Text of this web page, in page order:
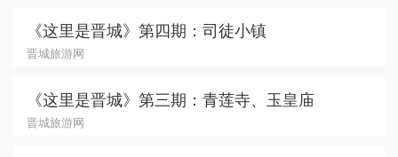
《这里是晋城》第四期：司徒小镇
晋城旅游网
《这里是晋城》第三期：青莲寺、玉皇庙
晋城旅游网